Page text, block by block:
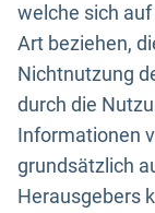
welche sich
Art beziehen,
Nichtnutzung
durch die
Informationen
grundsätzlich
Herausgebers